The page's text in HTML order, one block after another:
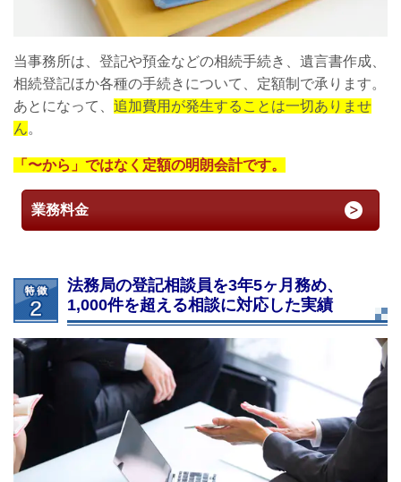
当事務所は、登記や預金などの相続手続き、遺言書作成、
相続登記ほか各種の手続きについて、定額制で承ります。
あとになって、 追加費用が発生することは一切ありませ
ん。
「〜から」ではなく定額の明朗会計です。
業務料金
法務局の登記相談員を3年5ヶ月務め、
1,000件を超える相談に対応した実績